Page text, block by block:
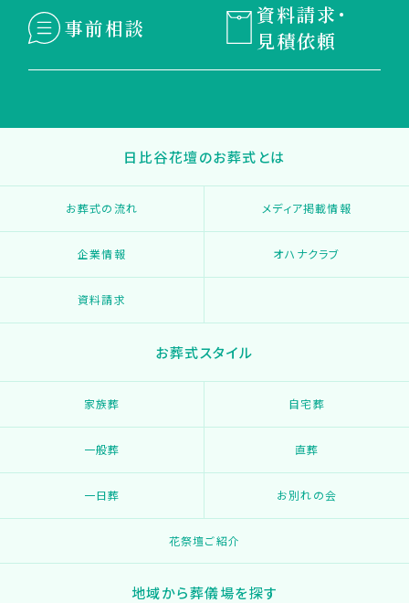
事前相談
資料請求・
見積依頼
日比谷花壇のお葬式とは
お葬式の流れ メディア掲載情報
企業情報 オハナクラブ
資料請求
お葬式スタイル
家族葬 自宅葬
一般葬 直葬
一日葬 お別れの会
花祭壇ご紹介
地域から葬儀場を探す